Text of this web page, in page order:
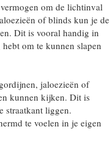
om de lichtinval
of blinds kun je de
Dit is vooral handig in
om te kunnen slapen
jaloezieën of
kunnen kijken. Dit is
straatkant liggen.
te voelen in je eigen